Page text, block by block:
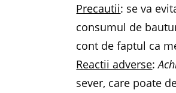
Precautii: se va
consumul de
cont de faptul ca
Reactii adverse:
sever, care poate